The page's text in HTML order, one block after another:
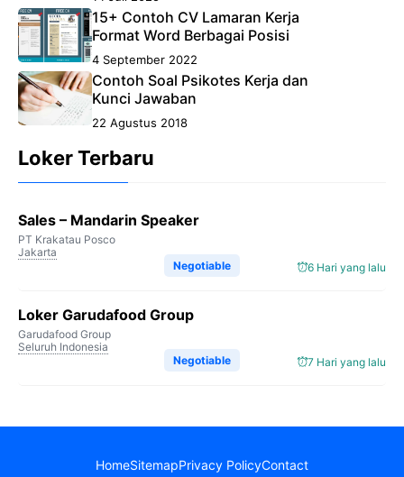
15+ Contoh CV Lamaran Kerja
Format Word Berbagai Posisi
4 September 2022
Contoh Soal Psikotes Kerja dan
Kunci Jawaban
22 Agustus 2018
Loker Terbaru
Sales – Mandarin Speaker
PT Krakatau Posco
Jakarta
6 Hari yang lalu
Negotiable
Loker Garudafood Group
Garudafood Group
Seluruh Indonesia
7 Hari yang lalu
Negotiable
HomeSitemapPrivacy PolicyContact